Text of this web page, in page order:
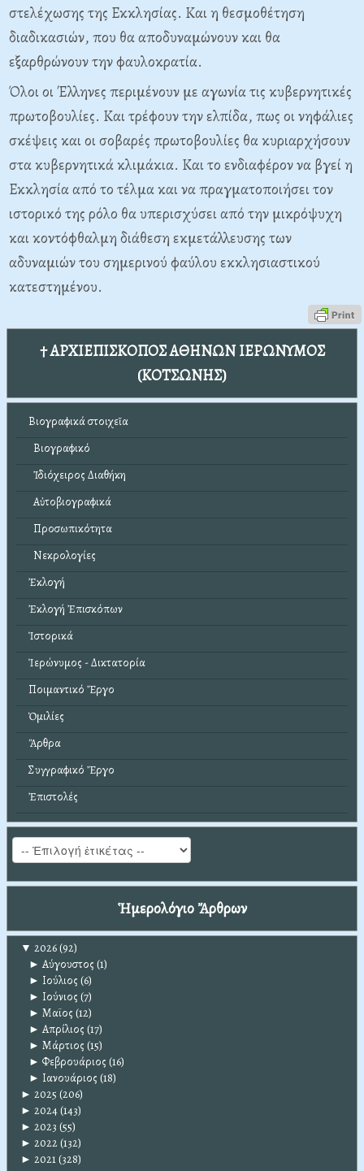
στελέχωσης της Εκκλησίας. Και η θεσμοθέτηση
διαδικασιών, που θα αποδυναμώνουν και θα
εξαρθρώνουν την φαυλοκρατία.
Όλοι οι Έλληνες περιμένουν με αγωνία τις κυβερνητικές
πρωτοβουλίες. Και τρέφουν την ελπίδα, πως οι νηφάλιες
σκέψεις και οι σοβαρές πρωτοβουλίες θα κυριαρχήσουν
στα κυβερνητικά κλιμάκια. Και το ενδιαφέρον να βγεί η
Εκκλησία από το τέλμα και να πραγματοποιήσει τον
ιστορικό της ρόλο θα υπερισχύσει από την μικρόψυχη
και κοντόφθαλμη διάθεση εκμετάλλευσης των
αδυναμιών του σημερινού φαύλου εκκλησιαστικού
κατεστημένου.
† ΑΡΧΙΕΠΙΣΚΟΠΟΣ ΑΘΗΝΩΝ ΙΕΡΩΝΥΜΟΣ
(ΚΟΤΣΩΝΗΣ)
Βιογραφικά στοιχεῖα
Βιογραφικό
Ἰδιόχειρος Διαθήκη
Αὐτοβιογραφικά
Προσωπικότητα
Νεκρολογίες
Ἐκλογή
Ἐκλογή Ἐπισκόπων
Ἱστορικά
Ἱερώνυμος - Δικτατορία
Ποιμαντικό Ἔργο
Ὁμιλίες
Ἄρθρα
Συγγραφικό Ἔργο
Ἐπιστολές
Ἡμερολόγιο Ἄρθρων
▼ 2026(92)
► Αύγουστος (1)
► Ιούλιος (6)
► Ιούνιος (7)
► Μαϊος (12)
► Απρίλιος (17)
► Μάρτιος (15)
► Φεβρουάριος (16)
► Ιανουάριος (18)
► 2025 (206)
► 2024(143)
► 2023 (55)
► 2022(132)
► 2021(328)